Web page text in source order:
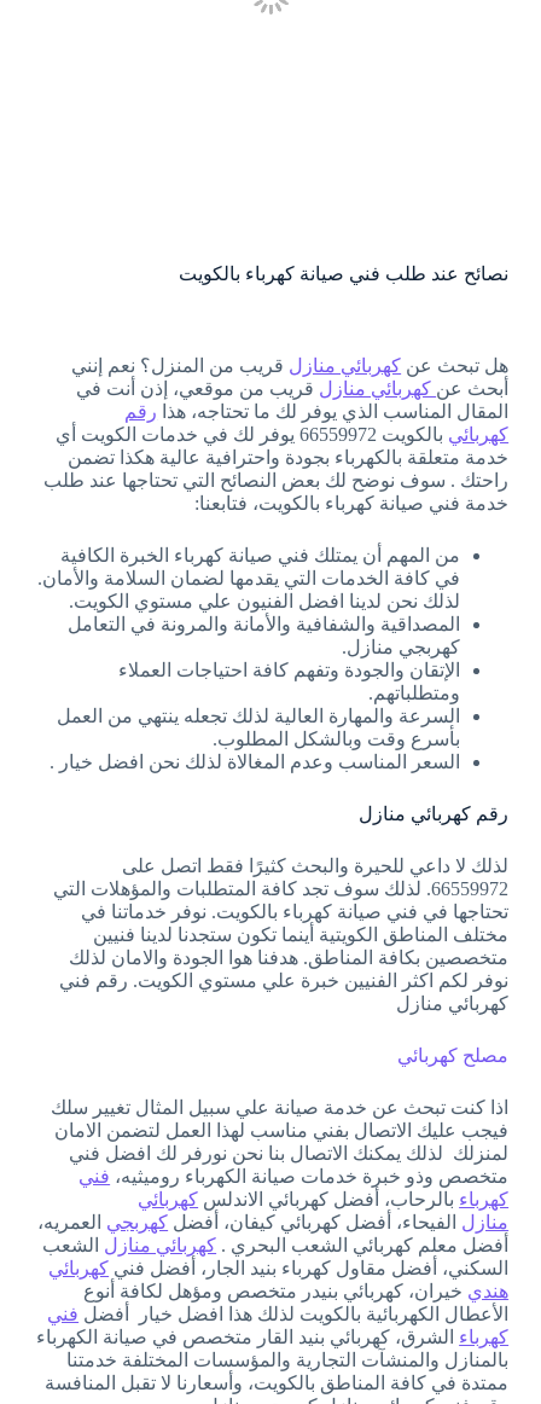
نصائح عند طلب فني صيانة كهرباء بالكويت
هل تبحث عن كهربائي منازل قريب من المنزل؟ نعم إنني
أبحث عن كهربائي منازل قريب من موقعي، إذن أنت في
المقال المناسب الذي يوفر لك ما تحتاجه، هذا رقم
كهربائي
بالكويت 66559972 يوفر لك في خدمات الكويت أي
خدمة متعلقة بالكهرباء بجودة واحترافية عالية هكذا تضمن
راحتك . سوف نوضح لك بعض النصائح التي تحتاجها عند طلب
خدمة فني صيانة كهرباء بالكويت، فتابعنا:
من المهم أن يمتلك فني صيانة كهرباء الخبرة الكافية
في كافة الخدمات التي يقدمها لضمان السلامة والأمان.
لذلك نحن لدينا افضل الفنيون علي مستوي الكويت.
المصداقية والشفافية والأمانة والمرونة في التعامل
كهربجي منازل.
الإتقان والجودة وتفهم كافة احتياجات العملاء
ومتطلباتهم.
السرعة والمهارة العالية لذلك تجعله ينتهي من العمل
بأسرع وقت وبالشكل المطلوب.
السعر المناسب وعدم المغالاة لذلك نحن افضل خيار .
رقم كهربائي منازل
لذلك لا داعي للحيرة والبحث كثيرًا فقط اتصل على
66559972. لذلك سوف تجد كافة المتطلبات والمؤهلات التي
تحتاجها في فني صيانة كهرباء بالكويت. نوفر خدماتنا في
مختلف المناطق الكويتية أينما تكون ستجدنا لدينا فنيين
متخصصين بكافة المناطق. هدفنا هوا الجودة والامان لذلك
نوفر لكم اكثر الفنيين خبرة علي مستوي الكويت. رقم فني
كهربائي منازل
مصلح كهربائي
اذا كنت تبحث عن خدمة صيانة علي سبيل المثال تغيير سلك
فيجب عليك الاتصال بفني مناسب لهذا العمل لتضمن الامان
لمنزلك لذلك يمكنك الاتصال بنا نحن نورفر لك افضل فني
متخصص وذو خبرة خدمات صيانة الكهرباء روميثيه، فني
كهرباء بالرحاب، أفضل كهربائي الاندلس كهربائي
منازل الفيحاء، أفضل كهربائي كيفان، أفضل كهربجي العمريه،
أفضل معلم كهربائي الشعب البحري . كهربائي منازل الشعب
السكني، أفضل مقاول كهرباء بنيد الجار، أفضل فني كهربائي
هندي خيران، كهربائي بنيدر متخصص ومؤهل لكافة أنوع
الأعطال الكهربائية بالكويت لذلك هذا افضل خيار أفضل فني
كهرباء الشرق، كهربائي بنيد القار متخصص في صيانة الكهرباء
بالمنازل والمنشآت التجارية والمؤسسات المختلفة خدمتنا
ممتدة في كافة المناطق بالكويت، وأسعارنا لا تقبل المنافسة